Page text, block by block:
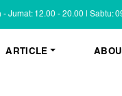
- Jumat: 12.00 - 20.00 | Sabtu:
ARTICLE